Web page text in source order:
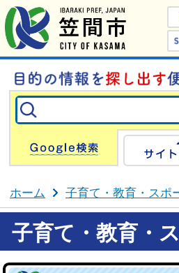
Google
ホーム 子育て・教育・スポ
子育て・教育・